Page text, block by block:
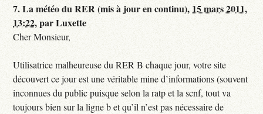
7.La météo du RER (mis à jour en continu), 15 mars 2011,
13:22,parLuxette
Cher Monsieur,
Utilisatrice malheureuse du RER B chaque jour, votre site
découvert ce jour est une véritable mine d’informations (souvent
inconnues du public puisque selon la ratp et la scnf, tout va
toujours bien sur la ligne b et qu’il n’est pas nécessaire de